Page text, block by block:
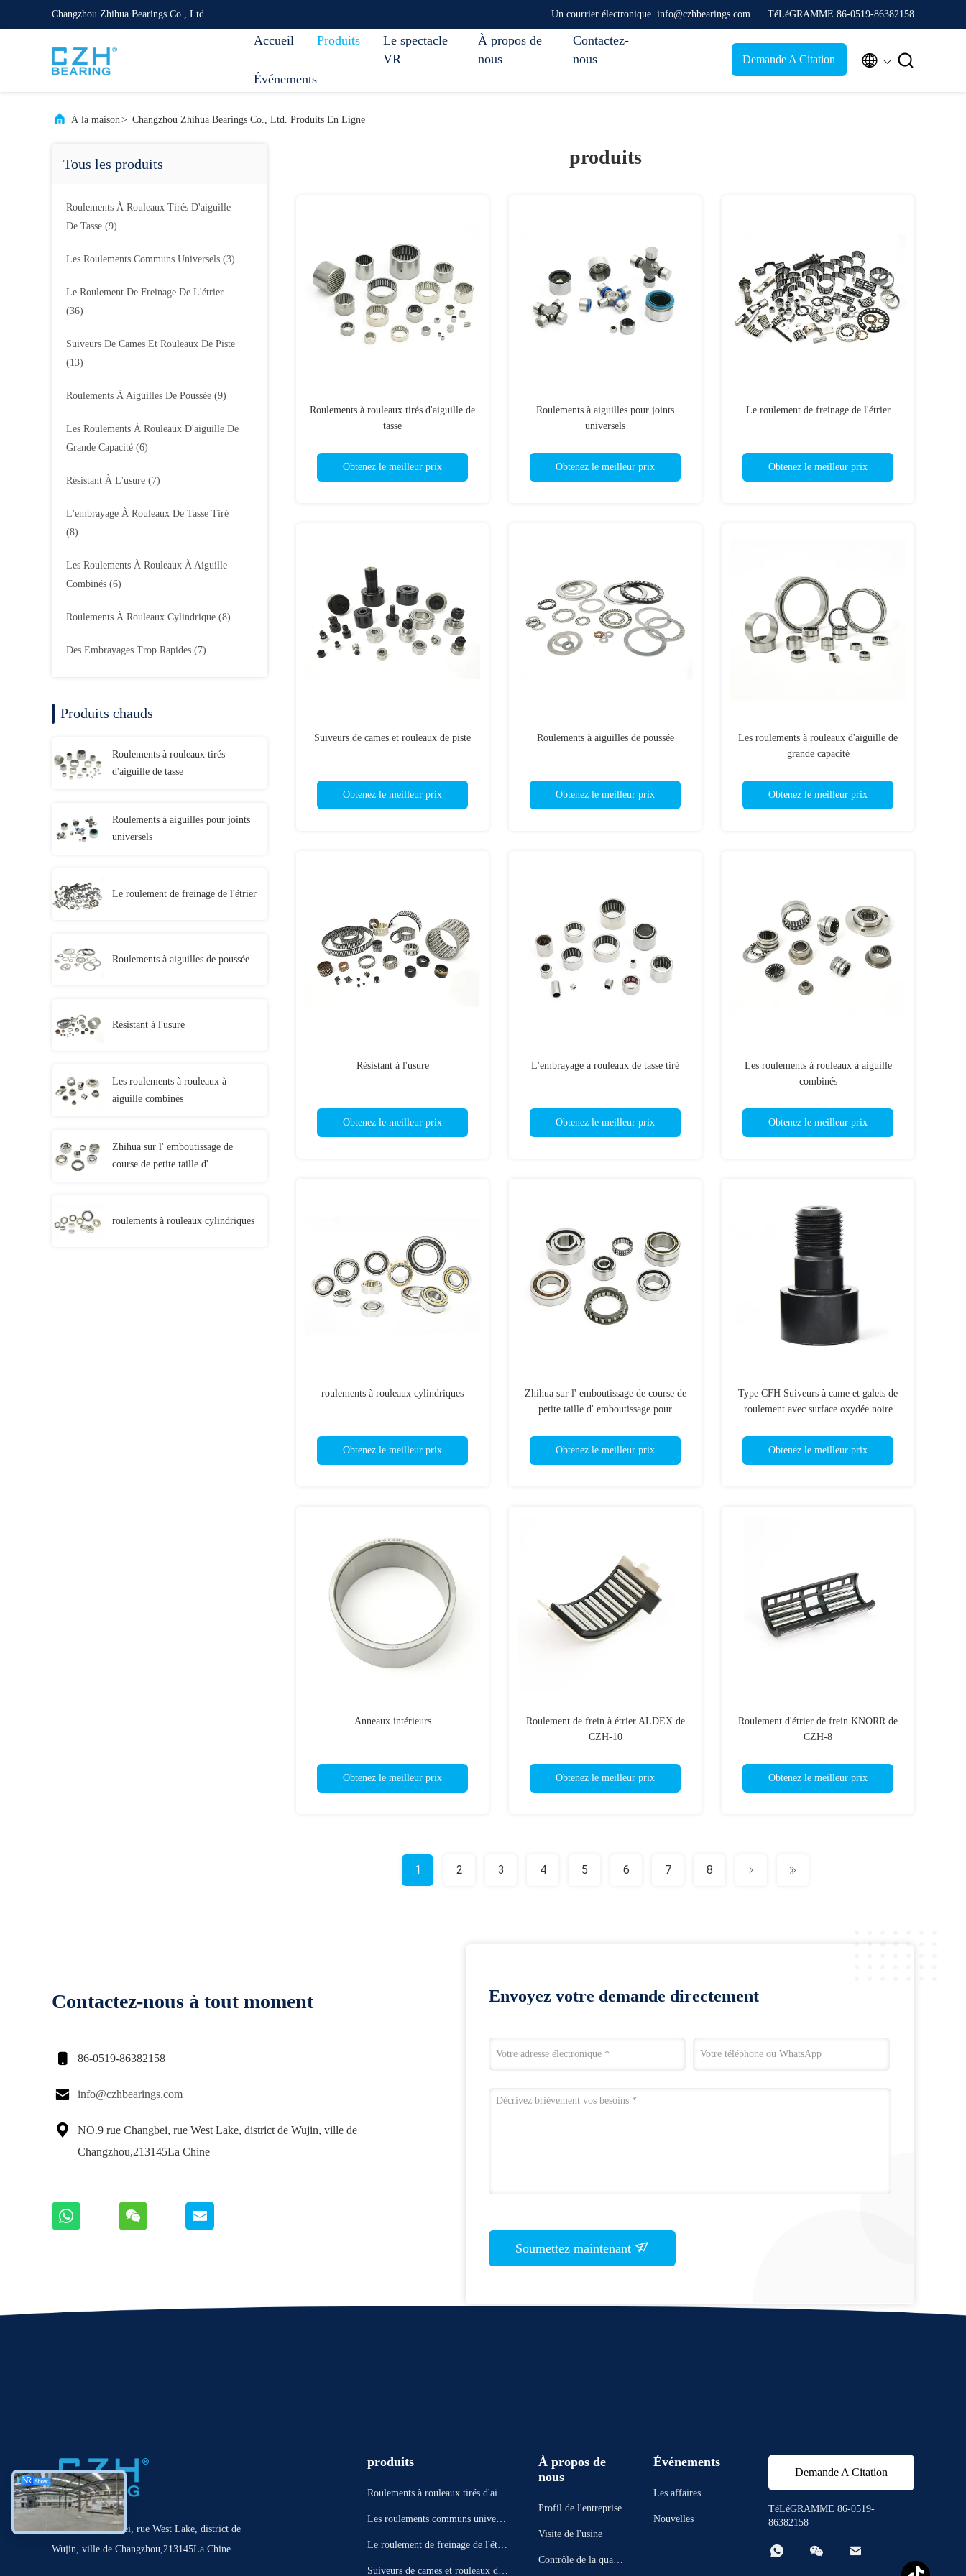
Changzhou Zhihua Bearings Co., Ltd. Un courrier électronique. info@czhbearings.com TéLéGRAMME 86-0519-86382158
Accueil Produits
Le spectacle
VR
À propos de
nous
Contactez-
nous
Événements
Demande A Citation  
À la maison> Changzhou Zhihua Bearings Co., Ltd. Produits En Ligne
Tous les produits
Roulements À Rouleaux Tirés D'aiguille
De Tasse (9)
Les Roulements Communs Universels (3)
Le Roulement De Freinage De L'étrier
(36)
Suiveurs De Cames Et Rouleaux De Piste
(13)
Roulements À Aiguilles De Poussée (9)
Les Roulements À Rouleaux D'aiguille De
Grande Capacité (6)
Résistant À L'usure (7)
L'embrayage À Rouleaux De Tasse Tiré
(8)
Les Roulements À Rouleaux À Aiguille
Combinés (6)
Roulements À Rouleaux Cylindrique (8)
Des Embrayages Trop Rapides (7)
Produits chauds
Roulements à rouleaux tirés
d'aiguille de tasse
Roulements à aiguilles pour joints
universels
Le roulement de freinage de l'étrier
Roulements à aiguilles de poussée
Résistant à l'usure
Les roulements à rouleaux à
aiguille combinés
Zhihua sur l' emboutissage de
course de petite taille d'
roulements à rouleaux cylindriques
produits
Roulements à rouleaux tirés d'aiguille de
tasse
Obtenez le meilleur prix
Roulements à aiguilles pour joints
universels
Obtenez le meilleur prix
Le roulement de freinage de l'étrier
Obtenez le meilleur prix
Suiveurs de cames et rouleaux de piste
Obtenez le meilleur prix
Roulements à aiguilles de poussée
Obtenez le meilleur prix
Les roulements à rouleaux d'aiguille de
grande capacité
Obtenez le meilleur prix
Résistant à l'usure
Obtenez le meilleur prix
L'embrayage à rouleaux de tasse tiré
Obtenez le meilleur prix
Les roulements à rouleaux à aiguille
combinés
Obtenez le meilleur prix
roulements à rouleaux cylindriques
Obtenez le meilleur prix
Zhihua sur l' emboutissage de course de
petite taille d' emboutissage pour
Obtenez le meilleur prix
Type CFH Suiveurs à came et galets de
roulement avec surface oxydée noire
Obtenez le meilleur prix
Anneaux intérieurs
Obtenez le meilleur prix
Roulement de frein à étrier ALDEX de
CZH-10
Obtenez le meilleur prix
Roulement d'étrier de frein KNORR de
CZH-8
Obtenez le meilleur prix
1 2 3 4 5 6 7 8
Contactez-nous à tout moment
 86-0519-86382158
 info@czhbearings.com

NO.9 rue Changbei, rue West Lake, district de Wujin, ville de
Changzhou,213145La Chine
Envoyez votre demande directement
Soumettez maintenant
NO.9 rue Changbei, rue West Lake, district de
Wujin, ville de Changzhou,213145La Chine
produits
Roulements à rouleaux tirés d'aigu
Les roulements communs universe
Le roulement de freinage de l'étrie
Suiveurs de cames et rouleaux de
À propos de
nous
Profil de l'entreprise
Visite de l'usine
Contrôle de la qualit
Événements
Les affaires
Nouvelles
Demande A Citation
TéLéGRAMME 86-0519-
86382158
  